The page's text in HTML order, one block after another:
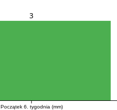
Początek 6. tygodnia (mm)
3